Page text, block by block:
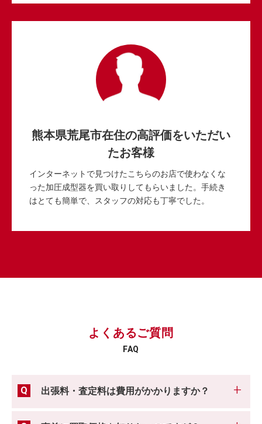
熊本県荒尾市在住の高評価をいただい
たお客様
インターネットで見つけたこちらのお店で使わなくな
った加圧成型器を買い取りしてもらいました。手続き
はとても簡単で、スタッフの対応も丁寧でした。
よくあるご質問
FAQ
出張料・査定料は費用がかかりますか？